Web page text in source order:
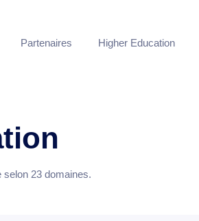
Partenaires Higher Education
selon 23 domaines.